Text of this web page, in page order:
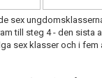
sex
till steg 4 - den sista
sex klasser och i fem